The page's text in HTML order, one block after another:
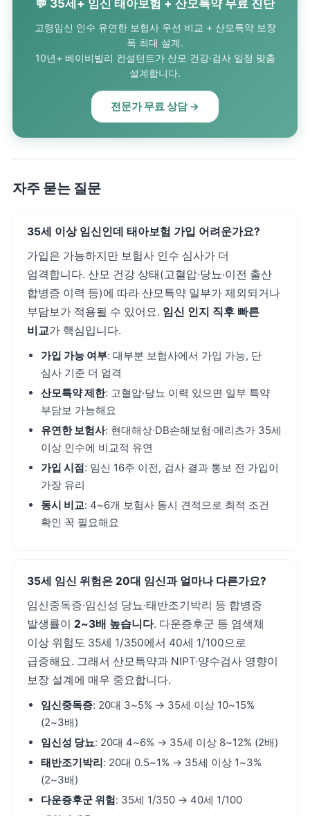
💬 35세+ 임신 태아보험 + 산모특약 무료 진단
고령임신 인수 유연한 보험사 우선 비교 + 산모특약 보장
폭 최대 설계.
10년+ 베이비빌리 컨설턴트가 산모 건강·검사 일정 맞춤
설계합니다.
전문가 무료 상담 →
자주 묻는 질문
35세 이상 임신인데 태아보험 가입 어려운가요?
가입은 가능하지만 보험사 인수 심사가 더
엄격합니다. 산모 건강 상태(고혈압·당뇨·이전 출산
합병증 이력 등)에 따라 산모특약 일부가 제외되거나
부담보가 적용될 수 있어요. 임신 인지 직후 빠른
비교가 핵심입니다.
가입 가능 여부: 대부분 보험사에서 가입 가능, 단
심사 기준 더 엄격
산모특약 제한: 고혈압·당뇨 이력 있으면 일부 특약
부담보 가능해요
유연한 보험사: 현대해상·DB손해보험·메리츠가 35세
이상 인수에 비교적 유연
가입 시점: 임신 16주 이전, 검사 결과 통보 전 가입이
가장 유리
동시 비교: 4~6개 보험사 동시 견적으로 최적 조건
확인 꼭 필요해요
35세 임신 위험은 20대 임신과 얼마나 다른가요?
임신중독증·임신성 당뇨·태반조기박리 등 합병증
발생률이 2~3배 높습니다. 다운증후군 등 염색체
이상 위험도 35세 1/350에서 40세 1/100으로
급증해요. 그래서 산모특약과 NIPT·양수검사 영향이
보장 설계에 매우 중요합니다.
임신중독증: 20대 3~5% → 35세 이상 10~15%
(2~3배)
임신성 당뇨: 20대 4~6% → 35세 이상 8~12% (2배)
태반조기박리: 20대 0.5~1% → 35세 이상 1~3%
(2~3배)
다운증후군 위험: 35세 1/350 → 40세 1/100